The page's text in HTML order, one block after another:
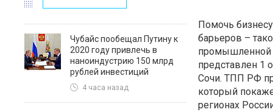
Чубайс пообещал Путину к
2020 году привлечь в
наноиндустрию 150 млрд
рублей инвестиций
4 часа назад
Помочь
барьеров –
промышленной
представлен 1
Сочи. ТПП РФ
который
регионах